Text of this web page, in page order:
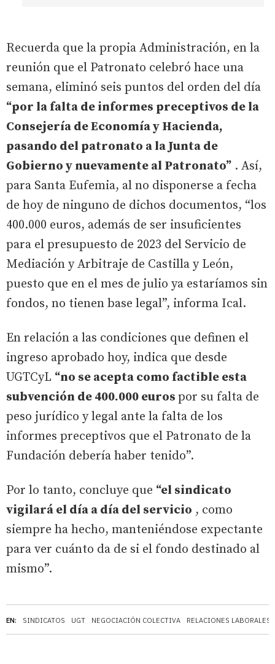
EN: SINDICATOS UGT NEGOCIACIÓN COLECTIVA RELACIONES LABORALES
Recuerda que la propia Administración, en la
reunión que el Patronato celebró hace una
semana, eliminó seis puntos del orden del día
“por la falta de informes preceptivos de la
Consejería de Economía y Hacienda,
pasando del patronato a la Junta de
Gobierno y nuevamente al Patronato” . Así,
para Santa Eufemia, al no disponerse a fecha
de hoy de ninguno de dichos documentos, “los
400.000 euros, además de ser insuficientes
para el presupuesto de 2023 del Servicio de
Mediación y Arbitraje de Castilla y León,
puesto que en el mes de julio ya estaríamos sin
fondos, no tienen base legal”, informa Ical.
En relación a las condiciones que definen el
ingreso aprobado hoy, indica que desde
UGTCyL “no se acepta como factible esta
subvención de 400.000 euros por su falta de
peso jurídico y legal ante la falta de los
informes preceptivos que el Patronato de la
Fundación debería haber tenido”.
Por lo tanto, concluye que “el sindicato
vigilará el día a día del servicio , como
siempre ha hecho, manteniéndose expectante
para ver cuánto da de si el fondo destinado al
mismo”.